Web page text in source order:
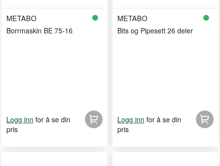
METABO
Borrmaskin BE 75-16
Logg inn for å se din
pris
METABO
Bits og Pipesett 26 deler
Logg inn for å se din
pris